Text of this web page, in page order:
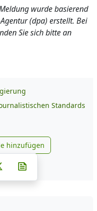
wurde basierend
(dpa) erstellt. Bei
Sie sich bitte an
Standards
zu Google
hinzufügen
auf Whatsapp
Teilen auf Telegram
teilen
Post auf X